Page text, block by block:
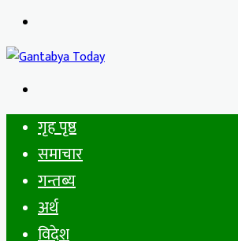
for
गृह पृष्ठ
समाचार
गन्तब्य
अर्थ
विदेश